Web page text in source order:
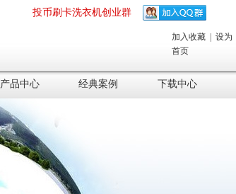
投币刷卡洗衣机创业群
加入收藏
设为
首页
产品中心 经典案例 下载中心